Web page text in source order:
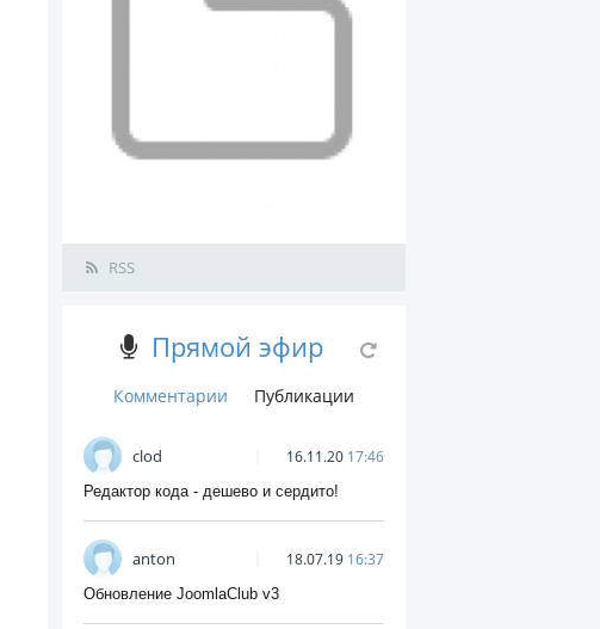
RSS
Прямой эфир
Комментарии Публикации
clod 16.11.20 17:46
Редактор кода - дешево и сердито!
anton 18.07.19 16:37
Обновление JoomlaClub v3